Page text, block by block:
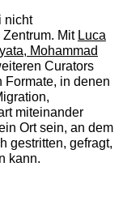
nicht
Mit Luca
Mohammad
Curators
Formate, in denen
miteinander
Ort sein, an dem
gestritten, gefragt,
kann.